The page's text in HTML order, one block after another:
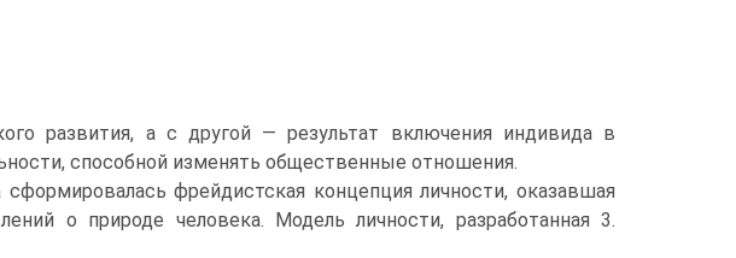
развития, а с другой — результат включения индивида в
способной изменять общественные отношения.
сформировалась фрейдистская концепция личности, оказавшая
о природе человека. Модель личности, разработанная 3.